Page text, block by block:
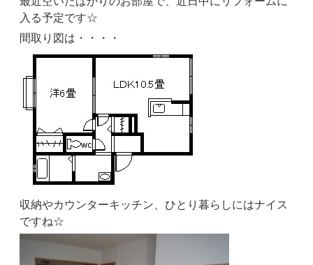
入る予定です☆
間取り図は・・・・
収納やカウンターキッチン、ひとり暮らしにはナイス
ですね☆